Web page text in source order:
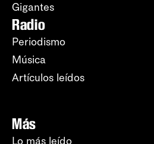
Gigantes
Radio
Periodismo
Música
Artículos leídos
Más
Lo más leído